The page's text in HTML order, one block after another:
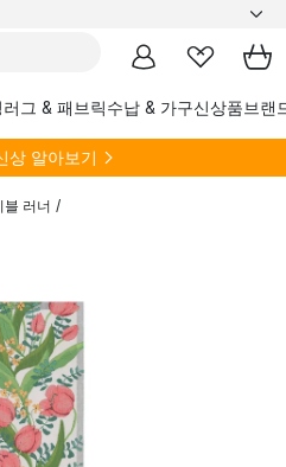
러그 & 패브릭수납 & 가구신상품브랜
상 알아보기
블 러너 /